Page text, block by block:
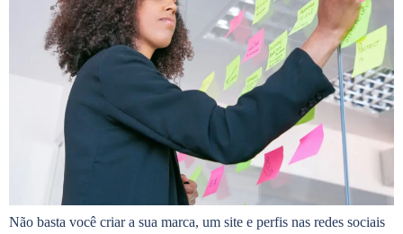
Não basta você criar a sua marca, um site e perfis nas redes sociais